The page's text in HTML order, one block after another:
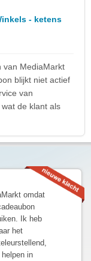
- ketens
van MediaMarkt
blijkt niet actief
van
de klant als
omdat
Ik heb
het
in